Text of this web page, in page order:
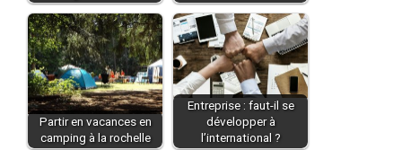
Partir en vacances en
camping à la rochelle
Entreprise : faut-il se
développer à
l’international ?